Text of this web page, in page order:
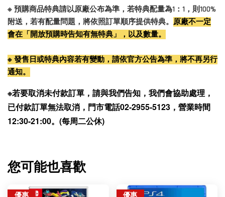
※ 預購商品特典請以原廠公布為準，若特典配量為1：1，則100%
附送，若有配量問題，將依照訂單順序提供特典。 原廠不一定
會在「開放預購時告知有無特典」，以及數量。
※ 發售日或特典內容若有變動，請依官方公告為準，將不再另行
通知。
※若要取消未付款訂單，請與我們告知，我們會協助處理，
已付款訂單無法取消，門市電話02-2955-5123，營業時間
12:30-21:00。(每周二公休)
您可能也喜歡